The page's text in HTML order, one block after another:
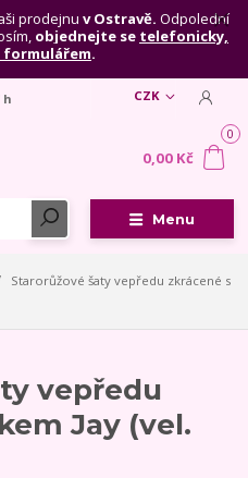
prodejnu v Ostravě. Odpolední
objednejte se telefonicky,
formulářem.
Menu
CZK
h
0
0,00 Kč
Starorůžové šaty vepředu zkrácené s
vepředu
Jay (vel.